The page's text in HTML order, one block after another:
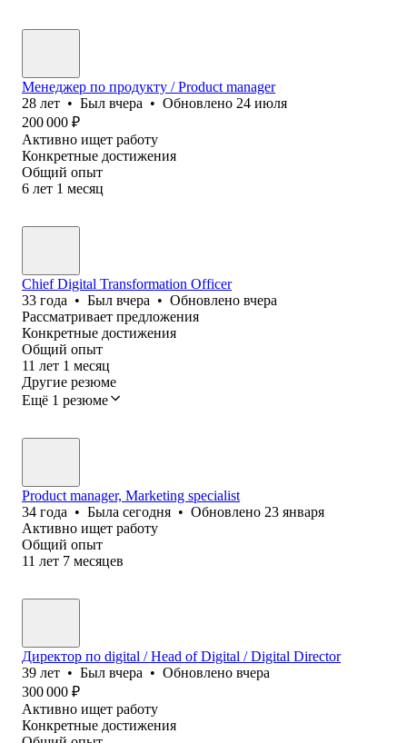
Менеджер по продукту / Product manager
28 лет • Был вчера • Обновлено 24 июля
200 000 ₽
Активно ищет работу
Конкретные достижения
Общий опыт
6 лет 1 месяц
Chief Digital Transformation Officer
33 года • Был вчера • Обновлено вчера
Рассматривает предложения
Конкретные достижения
Общий опыт
11 лет 1 месяц
Другие резюме
Ещё 1 резюме
Product manager, Marketing specialist
34 года • Была сегодня • Обновлено 23 января
Активно ищет работу
Общий опыт
11 лет 7 месяцев
Директор по digital / Head of Digital / Digital Director
39 лет • Был вчера • Обновлено вчера
300 000 ₽
Активно ищет работу
Конкретные достижения